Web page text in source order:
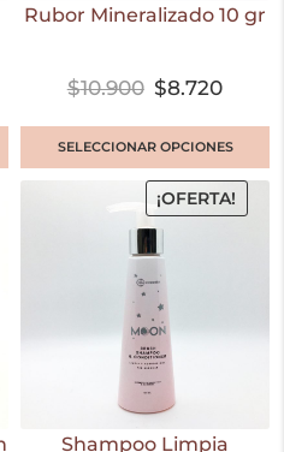
Rubor Mineralizado 10 gr
$10.900 $8.720
SELECCIONAR OPCIONES
¡OFERTA!
Shampoo Limpia